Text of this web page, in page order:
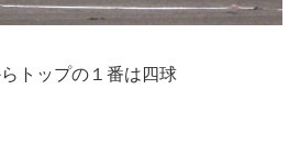
トップの１番は四球